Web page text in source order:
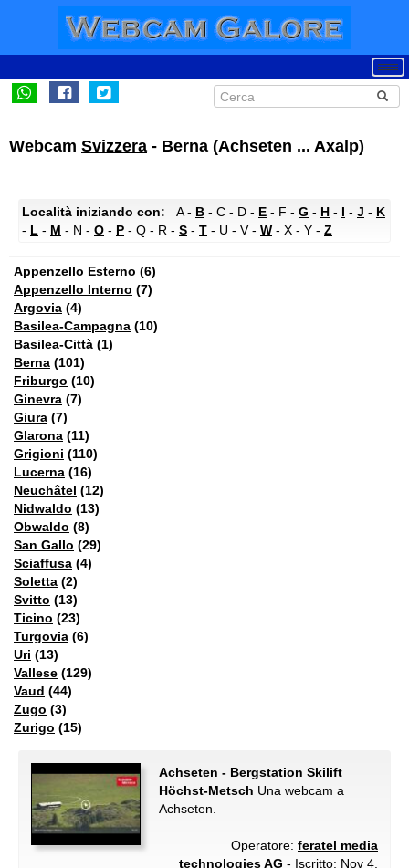
Webcam Svizzera - Berna (Achseten ... Axalp)
Località iniziando con: A - B - C - D - E - F - G - H - I - J - K
- L - M - N - O - P - Q - R - S - T - U - V - W - X - Y - Z
Appenzello Esterno (6)
Appenzello Interno (7)
Argovia (4)
Basilea-Campagna (10)
Basilea-Città (1)
Berna (101)
Friburgo (10)
Ginevra (7)
Giura (7)
Glarona (11)
Grigioni (110)
Lucerna (16)
Neuchâtel (12)
Nidwaldo (13)
Obwaldo (8)
San Gallo (29)
Sciaffusa (4)
Soletta (2)
Svitto (13)
Ticino (23)
Turgovia (6)
Uri (13)
Vallese (129)
Vaud (44)
Zugo (3)
Zurigo (15)
Achseten - Bergstation Skilift
Höchst-Metsch Una webcam a
Achseten.
Operatore: feratel media
technologies AG - Iscritto: Nov 4,